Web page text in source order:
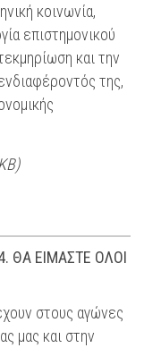
κοινωνία,
επιστημονικού
και την
της,
ΘΑ ΕΙΜΑΣΤΕ ΟΛΟΙ
στους αγώνες
μας και στην